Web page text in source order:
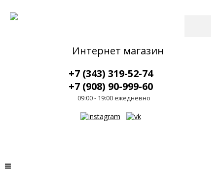
Интернет магазин
+7 (343) 319-52-74
+7 (908) 90-999-60
09:00 - 19:00 ежедневно